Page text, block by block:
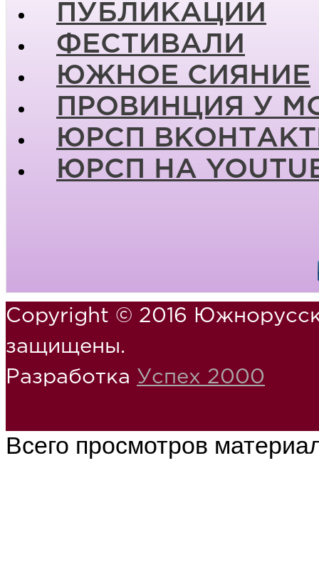
ПУБЛИКАЦИИ
ФЕСТИВАЛИ
ЮЖНОЕ СИЯНИЕ
ПРОВИНЦИЯ У
ЮРСП
ЮРСП НА
Copyright © 2016
защищены.
Разработка Успех 2000
Всего просмотров